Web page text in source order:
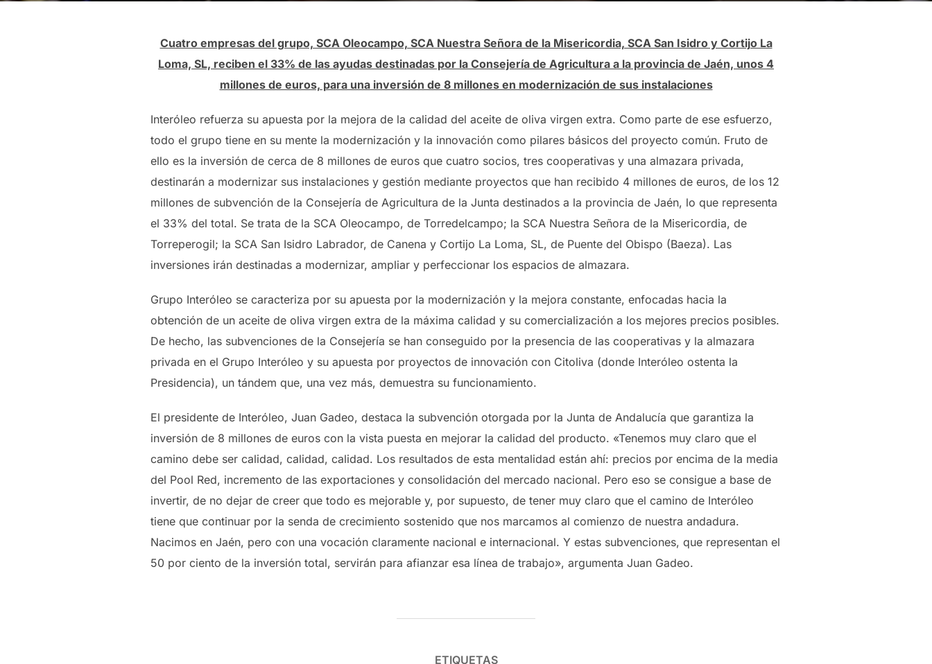
Cuatro empresas del grupo, SCA Oleocampo, SCA Nuestra Señora de la Misericordia, SCA San Isidro y Cortijo La
Loma, SL, reciben el 33% de las ayudas destinadas por la Consejería de Agricultura a la provincia de Jaén, unos 4
millones de euros, para una inversión de 8 millones en modernización de sus instalaciones
Interóleo refuerza su apuesta por la mejora de la calidad del aceite de oliva virgen extra. Como parte de ese esfuerzo,
todo el grupo tiene en su mente la modernización y la innovación como pilares básicos del proyecto común. Fruto de
ello es la inversión de cerca de 8 millones de euros que cuatro socios, tres cooperativas y una almazara privada,
destinarán a modernizar sus instalaciones y gestión mediante proyectos que han recibido 4 millones de euros, de los 12
millones de subvención de la Consejería de Agricultura de la Junta destinados a la provincia de Jaén, lo que representa
el 33% del total. Se trata de la SCA Oleocampo, de Torredelcampo; la SCA Nuestra Señora de la Misericordia, de
Torreperogil; la SCA San Isidro Labrador, de Canena y Cortijo La Loma, SL, de Puente del Obispo (Baeza). Las
inversiones irán destinadas a modernizar, ampliar y perfeccionar los espacios de almazara.
Grupo Interóleo se caracteriza por su apuesta por la modernización y la mejora constante, enfocadas hacia la
obtención de un aceite de oliva virgen extra de la máxima calidad y su comercialización a los mejores precios posibles.
De hecho, las subvenciones de la Consejería se han conseguido por la presencia de las cooperativas y la almazara
privada en el Grupo Interóleo y su apuesta por proyectos de innovación con Citoliva (donde Interóleo ostenta la
Presidencia), un tándem que, una vez más, demuestra su funcionamiento.
El presidente de Interóleo, Juan Gadeo, destaca la subvención otorgada por la Junta de Andalucía que garantiza la
inversión de 8 millones de euros con la vista puesta en mejorar la calidad del producto. «Tenemos muy claro que el
camino debe ser calidad, calidad, calidad. Los resultados de esta mentalidad están ahí: precios por encima de la media
del Pool Red, incremento de las exportaciones y consolidación del mercado nacional. Pero eso se consigue a base de
invertir, de no dejar de creer que todo es mejorable y, por supuesto, de tener muy claro que el camino de Interóleo
tiene que continuar por la senda de crecimiento sostenido que nos marcamos al comienzo de nuestra andadura.
Nacimos en Jaén, pero con una vocación claramente nacional e internacional. Y estas subvenciones, que representan el
50 por ciento de la inversión total, servirán para afianzar esa línea de trabajo», argumenta Juan Gadeo.
ETIQUETAS